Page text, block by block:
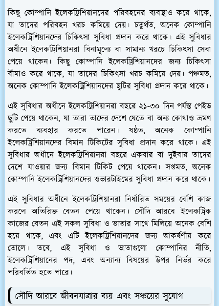
কিছু কোম্পানি ইলেকট্রিশিয়ানদের পরিবহনের ব্যবস্থাও করে থাকে,
যা তাদের পরিবহন খরচ কমিয়ে দেয়। চতুর্থত, অনেক কোম্পানি
ইলেকট্রিশিয়ানদের চিকিৎসা সুবিধা প্রদান করে থাকে। এই সুবিধার
অধীনে ইলেকট্রিশিয়ানরা বিনামূল্যে বা সামান্য খরচে চিকিৎসা সেবা
পেয়ে থাকেন। কিছু কোম্পানি ইলেকট্রিশিয়ানদের জন্য চিকিৎসা
বীমাও করে থাকে, যা তাদের চিকিৎসা খরচ কমিয়ে দেয়। পঞ্চমত,
অনেক কোম্পানি ইলেকট্রিশিয়ানদের ছুটির সুবিধা প্রদান করে থাকে।
এই সুবিধার অধীনে ইলেকট্রিশিয়ানরা বছরে ২১-৩০ দিন পর্যন্ত পেইড
ছুটি পেয়ে থাকেন, যা তারা তাদের দেশে যেতে বা অন্য কোথাও ভ্রমণ
করতে ব্যবহার করতে পারেন। ষষ্ঠত, অনেক কোম্পানি
ইলেকট্রিশিয়ানদের বিমান টিকিটের সুবিধা প্রদান করে থাকে। এই
সুবিধার অধীনে ইলেকট্রিশিয়ানরা বছরে একবার বা দুইবার তাদের
দেশে যাওয়ার জন্য বিমান টিকিট পেয়ে থাকেন। সপ্তমত, অনেক
কোম্পানি ইলেকট্রিশিয়ানদের ওভারটাইমের সুবিধা প্রদান করে থাকে।
এই সুবিধার অধীনে ইলেকট্রিশিয়ানরা নির্ধারিত সময়ের বেশি কাজ
করলে অতিরিক্ত বেতন পেয়ে থাকেন। সৌদি আরবে ইলেকট্রিক
কাজের বেতন এই সকল সুবিধা ও ভাতার সাথে মিলিয়ে অনেক বেশি
হয়ে থাকে, এবং এটি ইলেকট্রিশিয়ানদের জন্য আকর্ষণীয় করে
তোলে। তবে, এই সুবিধা ও ভাতাগুলো কোম্পানির নীতি,
ইলেকট্রিশিয়ানের পদ, এবং অন্যান্য বিষয়ের উপর নির্ভর করে
পরিবর্তিত হতে পারে।
সৌদি আরবে জীবনযাত্রার ব্যয় এবং সঞ্চয়ের সুযোগ